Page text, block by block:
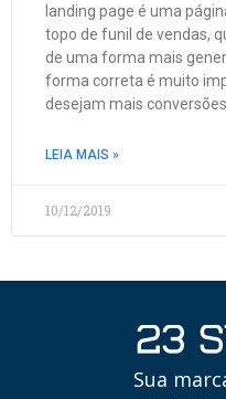
landing page é uma
topo de funil de vendas,
de uma forma mais
forma correta é muito
desejam mais
LEIA MAIS »
10/12/2019
Sua